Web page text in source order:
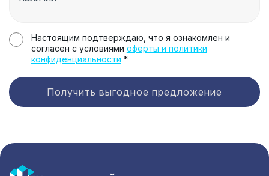
Настоящим подтверждаю, что я ознакомлен и
согласен с условиями оферты и политики
конфиденциальности *
Получить выгодное предложение